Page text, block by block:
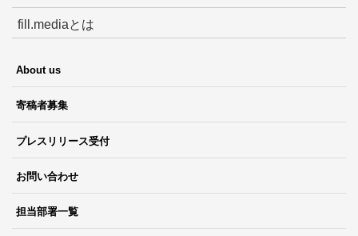
fill.mediaとは
About us
寄稿者募集
プレスリリース受付
お問い合わせ
担当部署一覧